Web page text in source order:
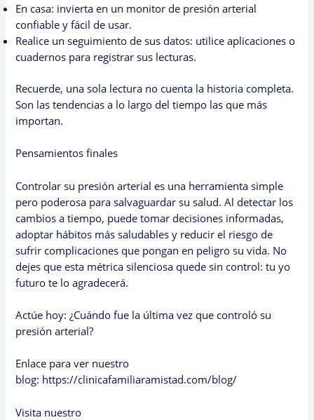
En casa: invierta en un monitor de presión arterial
confiable y fácil de usar.
Realice un seguimiento de sus datos: utilice aplicaciones o
cuadernos para registrar sus lecturas.
Recuerde, una sola lectura no cuenta la historia completa.
Son las tendencias a lo largo del tiempo las que más
importan.
Pensamientos finales
Controlar su presión arterial es una herramienta simple
pero poderosa para salvaguardar su salud. Al detectar los
cambios a tiempo, puede tomar decisiones informadas,
adoptar hábitos más saludables y reducir el riesgo de
sufrir complicaciones que pongan en peligro su vida. No
dejes que esta métrica silenciosa quede sin control: tu yo
futuro te lo agradecerá.
Actúe hoy: ¿Cuándo fue la última vez que controló su
presión arterial?
Enlace para ver nuestro
blog: https://clinicafamiliaramistad.com/blog/
Visita nuestro